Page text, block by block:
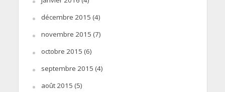
décembre 2015 (4)
novembre 2015 (7)
octobre 2015 (6)
septembre 2015 (4)
août 2015 (5)